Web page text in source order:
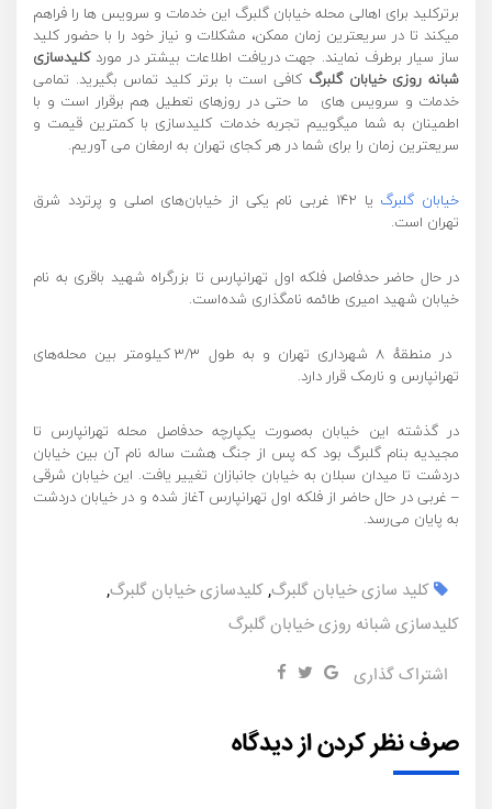
برترکلید برای اهالی محله خیابان گلبرگ این خدمات و سرویس ها را فراهم
میکند تا در سریعترین زمان ممکن، مشکلات و نیاز خود را با حضور کلید
ساز سیار برطرف نمایند. جهت دریافت اطلاعات بیشتر در مورد کلیدسازی
شبانه روزی خیابان گلبرگ کافی است با برتر کلید تماس بگیرید. تمامی
خدمات و سرویس های ما حتی در روزهای تعطیل هم برقرار است و با
اطمینان به شما میگوییم تجربه خدمات کلیدسازی با کمترین قیمت و
سریعترین زمان را برای شما در هر کجای تهران به ارمغان می آوریم.
خیابان گلبرگ
یا ۱۴۲ غربی نام یکی از خیابان‌های اصلی و پرتردد شرق
تهران است.
در حال حاضر حدفاصل فلکه اول تهرانپارس تا بزرگراه شهید باقری به نام
خیابان شهید امیری طائمه نامگذاری شده‌است.
در منطقهٔ ۸ شهرداری تهران و به طول ۳/۳ کیلومتر بین محله‌های
تهرانپارس و نارمک قرار دارد.
در گذشته این خیابان به‌صورت یکپارچه حدفاصل محله تهرانپارس تا
مجیدیه بنام گلبرگ بود که پس از جنگ هشت ساله نام آن بین خیابان
دردشت تا میدان سبلان به خیابان جانبازان تغییر یافت. این خیابان شرقی
– غربی در حال حاضر از فلکه اول تهرانپارس آغاز شده و در خیابان دردشت
به پایان می‌رسد.
کلید سازی خیابان گلبرگ,کلیدسازی خیابان گلبرگ,
کلیدسازی شبانه روزی خیابان گلبرگ
اشتراک گذاری
صرف نظر کردن از دیدگاه